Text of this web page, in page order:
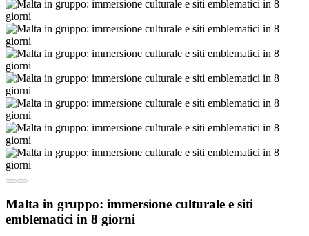
Malta in gruppo: immersione culturale e siti
emblematici in 8 giorni